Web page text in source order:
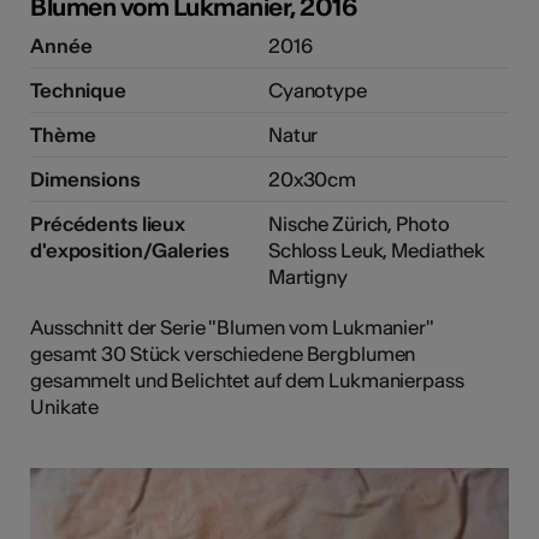
Blumen vom Lukmanier, 2016
Année
2016
Technique
Cyanotype
Thème
Natur
Dimensions
20x30cm
Précédents lieux
d'exposition/Galeries
Nische Zürich, Photo
Schloss Leuk, Mediathek
Martigny
Ausschnitt der Serie "Blumen vom Lukmanier"
gesamt 30 Stück verschiedene Bergblumen
gesammelt und Belichtet auf dem Lukmanierpass
Unikate